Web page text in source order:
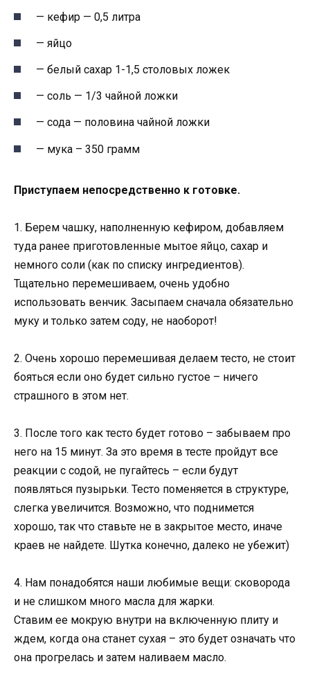
— кефир — 0,5 литра
— яйцо
— белый сахар 1-1,5 столовых ложек
— соль — 1/3 чайной ложки
— сода — половина чайной ложки
— мука – 350 грамм
Приступаем непосредственно к готовке.
1. Берем чашку, наполненную кефиром, добавляем
туда ранее приготовленные мытое яйцо, сахар и
немного соли (как по списку ингредиентов).
Тщательно перемешиваем, очень удобно
использовать венчик. Засыпаем сначала обязательно
муку и только затем соду, не наоборот!
2. Очень хорошо перемешивая делаем тесто, не стоит
бояться если оно будет сильно густое – ничего
страшного в этом нет.
3. После того как тесто будет готово – забываем про
него на 15 минут. За это время в тесте пройдут все
реакции с содой, не пугайтесь – если будут
появляться пузырьки. Тесто поменяется в структуре,
слегка увеличится. Возможно, что поднимется
хорошо, так что ставьте не в закрытое место, иначе
краев не найдете. Шутка конечно, далеко не убежит)
4. Нам понадобятся наши любимые вещи: сковорода
и не слишком много масла для жарки.
Ставим ее мокрую внутри на включенную плиту и
ждем, когда она станет сухая – это будет означать что
она прогрелась и затем наливаем масло.